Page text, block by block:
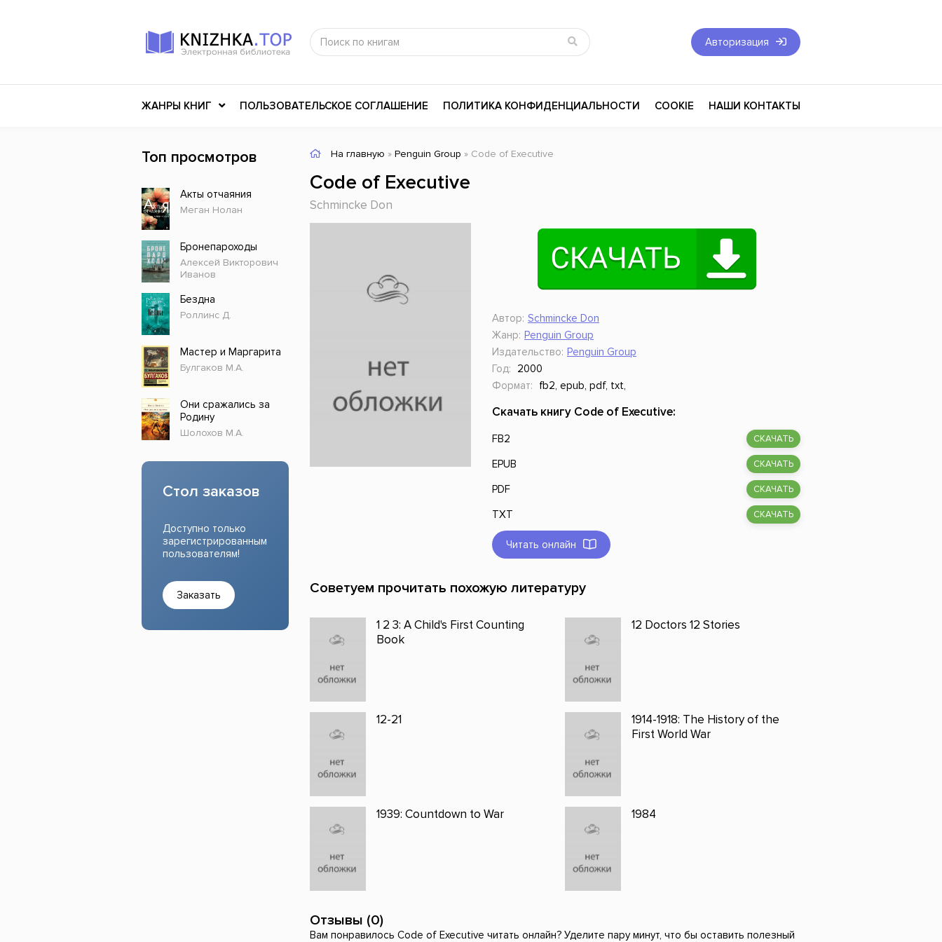
Авторизация
ЖАНРЫ КНИГ
Российское искусство
Детективы
Детские книги
История
Разное
Прочие издания
Научная литература
Научные издания
Современная проза
История России
Юмор и сатира
Эзотерика
Экономика
ПОЛЬЗОВАТЕЛЬСКОЕ СОГЛАШЕНИЕ ПОЛИТИКА КОНФИДЕНЦИАЛЬНОСТИ COOKIE НАШИ КОНТАКТЫ
На главную » Penguin Group » Code of Executive
Code of Executive
Schmincke Don
Автор: Schmincke Don
Жанр: Penguin Group
Издательство: Penguin Group
Год:
2000
Формат:
fb2, epub, pdf, txt,
Скачать книгу Code of Executive:
FB2 СКАЧАТЬ
EPUB СКАЧАТЬ
PDF СКАЧАТЬ
TXT СКАЧАТЬ
Читать онлайн
Советуем прочитать похожую литературу
1 2 3: A Child's First Counting
Book
12 Doctors 12 Stories
12-21
1914-1918: The History of the
First World War
1939: Countdown to War 1984
Отзывы (0)
Вам понравилось Code of Executive читать онлайн? Уделите пару минут, что бы оставить полезный
Топ просмотров
Акты отчаяния
Меган Нолан
Бронепароходы
Алексей Викторович
Иванов
Бездна
Роллинс Д.
Мастер и Маргарита
Булгаков М.А.
Они сражались за
Родину
Шолохов М.А.
Стол заказов
Доступно только
зарегистрированным
пользователям!
Заказать